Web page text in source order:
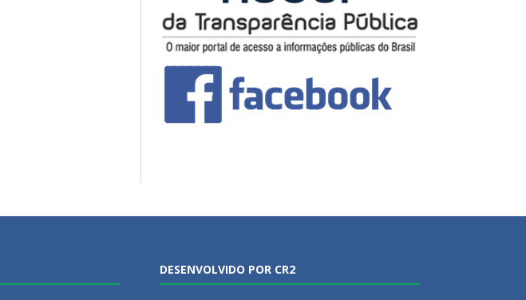
DESENVOLVIDO POR CR2